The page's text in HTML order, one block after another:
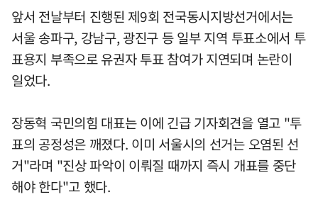
앞서 전날부터 진행된 제9회 전국동시지방선거에서는
서울 송파구, 강남구, 광진구 등 일부 지역 투표소에서 투
표용지 부족으로 유권자 투표 참여가 지연되며 논란이
일었다.
장동혁 국민의힘 대표는 이에 긴급 기자회견을 열고 "투
표의 공정성은 깨졌다. 이미 서울시의 선거는 오염된 선
거"라며 "진상 파악이 이뤄질 때까지 즉시 개표를 중단
해야 한다"고 했다.